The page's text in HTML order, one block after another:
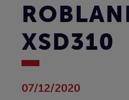
XSD310
07/12/2020